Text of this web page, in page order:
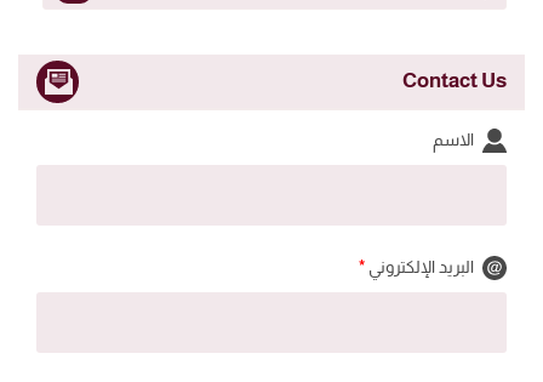
Contact Us
الاسم
البريد الإلكتروني *